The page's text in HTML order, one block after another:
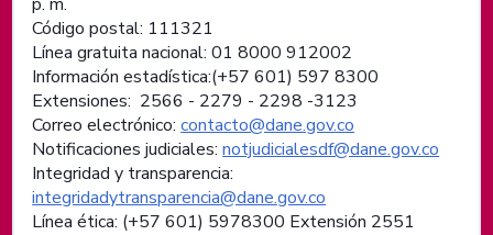
Código postal: 111321
Línea gratuita nacional: 01 8000 912002
Información estadística:(+57 601) 597 8300
Extensiones: 2566 - 2279 - 2298 -3123
Correo electrónico:contacto@dane.gov.co
Notificaciones judiciales:notjudicialesdf@dane.gov.co
Integridad y transparencia:
integridadytransparencia@dane.gov.co
Línea ética: (+57 601) 5978300 Extensión 2551